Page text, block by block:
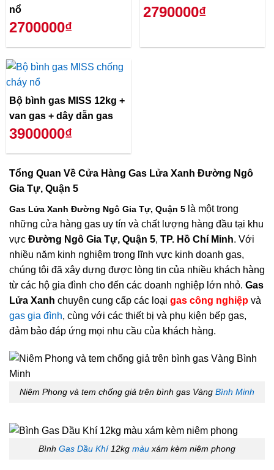
nổ
2700000₫
2790000₫
Bộ bình gas MISS 12kg +
van gas + dây dẫn gas
3900000₫
Tổng Quan Về Cửa Hàng Gas Lửa Xanh Đường Ngô
Gia Tự, Quận 5
Gas Lửa Xanh Đường Ngô Gia Tự, Quận 5 là một trong
những cửa hàng gas uy tín và chất lượng hàng đầu tại khu
vực Đường Ngô Gia Tự, Quận 5, TP. Hồ Chí Minh. Với
nhiều năm kinh nghiệm trong lĩnh vực kinh doanh gas,
chúng tôi đã xây dựng được lòng tin của nhiều khách hàng
từ các hộ gia đình cho đến các doanh nghiệp lớn nhỏ. Gas
Lửa Xanh chuyên cung cấp các loại gas công nghiệp và
gas gia đình, cùng với các thiết bị và phụ kiện bếp gas,
đảm bảo đáp ứng mọi nhu cầu của khách hàng.
Niêm Phong và tem chống giả trên bình gas Vàng Bình Minh
Bình Gas Dầu Khí12kg màu xám kèm niêm phong